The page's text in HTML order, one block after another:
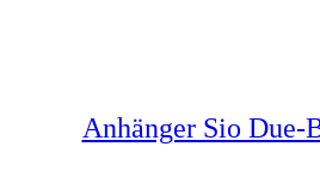
Anhänger Sio Due-